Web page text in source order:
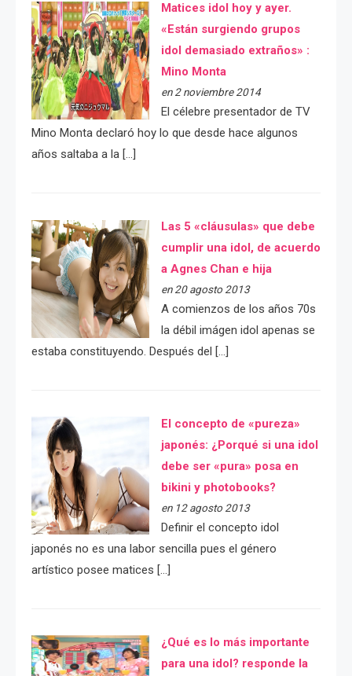
Matices idol hoy y ayer.
«Están surgiendo grupos
idol demasiado extraños» :
Mino Monta
en 2 noviembre 2014
El célebre presentador de TV
Mino Monta declaró hoy lo que desde hace algunos
años saltaba a la […]
Las 5 «cláusulas» que debe
cumplir una idol, de acuerdo
a Agnes Chan e hija
en 20 agosto 2013
A comienzos de los años 70s
la débil imágen idol apenas se
estaba constituyendo. Después del […]
El concepto de «pureza»
japonés: ¿Porqué si una idol
debe ser «pura» posa en
bikini y photobooks?
en 12 agosto 2013
Definir el concepto idol
japonés no es una labor sencilla pues el género
artístico posee matices […]
¿Qué es lo más importante
para una idol? responde la